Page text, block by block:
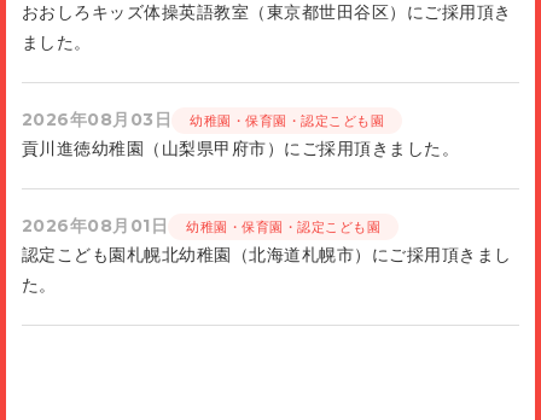
おおしろキッズ体操英語教室（東京都世田谷区）にご採用頂き
ました。
2026年08月03日 幼稚園・保育園・認定こども園
貢川進徳幼稚園（山梨県甲府市）にご採用頂きました。
2026年08月01日 幼稚園・保育園・認定こども園
認定こども園札幌北幼稚園（北海道札幌市）にご採用頂きまし
た。